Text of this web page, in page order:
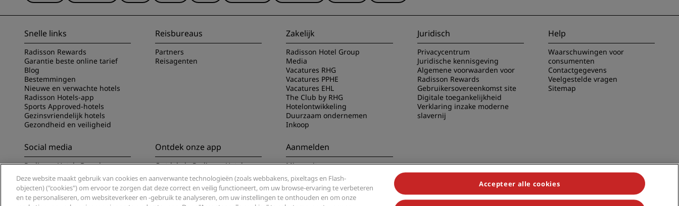
Snelle links
Radisson Rewards
Garantie beste online tarief
Blog
Bestemmingen
Nieuwe en verwachte hotels
Radisson Hotels-app
Sports Approved-hotels
Gezinsvriendelijk hotels
Gezondheid en veiligheid
Reisbureaus
Partners
Reisagenten
Zakelijk
Radisson Hotel Group
Media
Vacatures RHG
Vacatures PPHE
Vacatures EHL
The Club by RHG
Hotelontwikkeling
Duurzaam ondernemen
Inkoop
Juridisch
Privacycentrum
Juridische kennisgeving
Algemene voorwaarden voor
Radisson Rewards
Gebruikersovereenkomst site
Digitale toegankelijkheid
Verklaring inzake moderne
slavernij
Help
Waarschuwingen voor
consumenten
Contactgegevens
Veelgestelde vragen
Sitemap
Social media
Radisson Hotels Brands
Ontdek onze app
Ontdek de Radisson Hotels app
Aanmelden
Mis nooit meer onze
populairste aanbiedingen
Deze website maakt gebruik van cookies en aanverwante technologieën (zoals webbakens, pixeltags en Flash-
objecten) ("cookies") om ervoor te zorgen dat deze correct en veilig functioneert, om uw browse-ervaring te verbeteren
en te personaliseren, om websiteverkeer en -gebruik te analyseren, om uw instellingen te onthouden en om onze
Accepteer alle cookies